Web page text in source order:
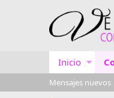
Inicio
Mensajes nuevos